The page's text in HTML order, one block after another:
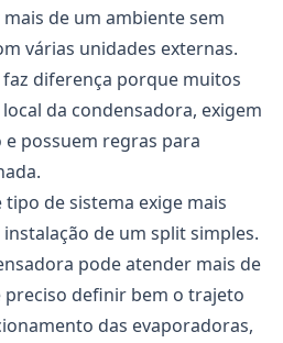
de um ambiente sem
várias unidades externas.
diferença porque muitos
da condensadora, exigem
possuem regras para
de sistema exige mais
de um split simples.
pode atender mais de
definir bem o trajeto
das evaporadoras,